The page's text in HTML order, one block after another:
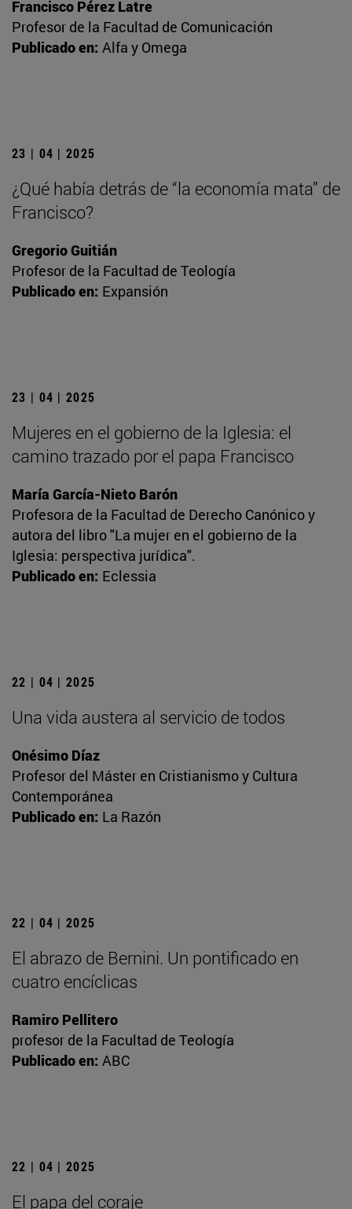
Francisco Pérez Latre
Profesor de la Facultad de Comunicación
Publicado en: Alfa y Omega
23 | 04 | 2025
¿Qué había detrás de “la economía mata” de
Francisco?
Gregorio Guitián
Profesor de la Facultad de Teología
Publicado en: Expansión
23 | 04 | 2025
Mujeres en el gobierno de la Iglesia: el
camino trazado por el papa Francisco
María García-Nieto Barón
Profesora de la Facultad de Derecho Canónico y
autora del libro "La mujer en el gobierno de la
Iglesia: perspectiva jurídica".
Publicado en: Eclessia
22 | 04 | 2025
Una vida austera al servicio de todos
Onésimo Díaz
Profesor del Máster en Cristianismo y Cultura
Contemporánea
Publicado en: La Razón
22 | 04 | 2025
El abrazo de Bernini. Un pontificado en
cuatro encíclicas
Ramiro Pellitero
profesor de la Facultad de Teología
Publicado en: ABC
22 | 04 | 2025
El papa del coraje